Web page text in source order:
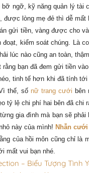
bỡ ngỡ, kỹ năng quản lý
được lòng mẹ đẻ thì dễ
gửi tiền, vàng được cho
kiểm soát chúng. Là
lúc nào cũng an toàn,
bạn đã đem gửi tiền
tinh tế hơn khi đã tính
thế, số nữ trang cưới bên
tỷ lệ chi phí hai bên đã
gia đình mà bạn sẽ
này của mình! Nhẫn
của hồi môn cũng chỉ
mất vui bạn nhé.
– Biểu Tượng Tình